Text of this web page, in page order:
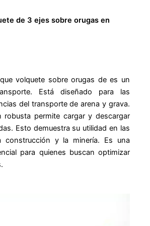
de 3 ejes sobre orugas en
volquete sobre orugas de es un
Está diseñado para las
del transporte de arena y grava.
robusta permite cargar y descargar
Esto demuestra su utilidad en las
construcción y la minería. Es una
para quienes buscan optimizar